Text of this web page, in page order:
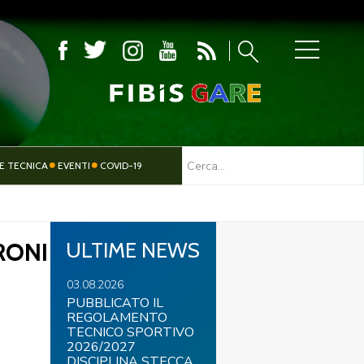
TECNICA EVENTI COVID-19
ULTIME NEWS
03.08.2026
PUBBLICATO IL
REGOLAMENTO
TECNICO SPORTIVO
2026/2027